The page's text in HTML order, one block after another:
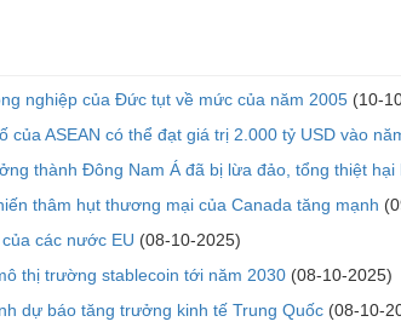
nghiệp của Đức tụt về mức của năm 2005 (10-
của ASEAN có thể đạt giá trị 2.000 tỷ USD vào
thành Đông Nam Á đã bị lừa đảo, tổng thiệt hại
thâm hụt thương mại của Canada tăng mạnh
các nước EU (08-10-2025)
thị trường stablecoin tới năm 2030 (08-10-2025)
dự báo tăng trưởng kinh tế Trung Quốc (08-10-